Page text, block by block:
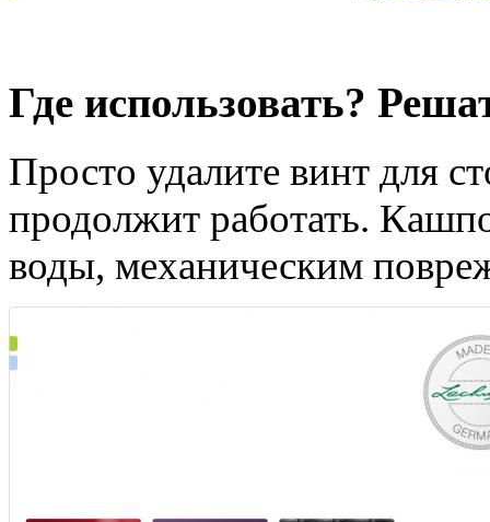
Где использовать?
Просто удалите винт для
продолжит работать.
воды, механическим